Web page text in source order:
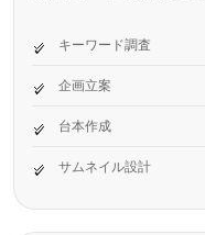
キーワード調査
企画立案
台本作成
サムネイル設計